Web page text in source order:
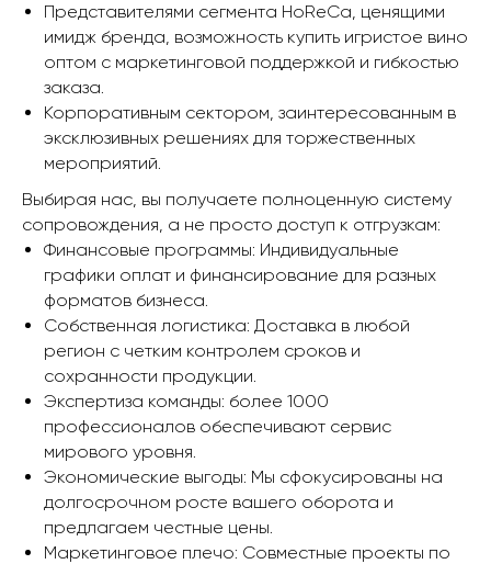
Представителями сегмента HoReCa, ценящими
имидж бренда, возможность купить игристое вино
оптом с маркетинговой поддержкой и гибкостью
заказа.
Корпоративным сектором, заинтересованным в
эксклюзивных решениях для торжественных
мероприятий.
Выбирая нас, вы получаете полноценную систему
сопровождения, а не просто доступ к отгрузкам:
Финансовые программы: Индивидуальные
графики оплат и финансирование для разных
форматов бизнеса.
Собственная логистика: Доставка в любой
регион с четким контролем сроков и
сохранности продукции.
Экспертиза команды: более 1000
профессионалов обеспечивают сервис
мирового уровня.
Экономические выгоды: Мы сфокусированы на
долгосрочном росте вашего оборота и
предлагаем честные цены.
Маркетинговое плечо: Совместные проекты по